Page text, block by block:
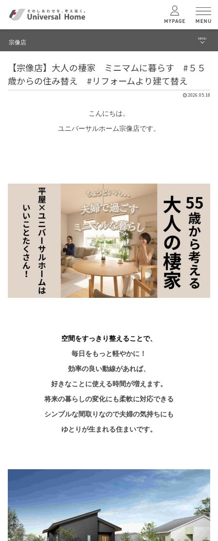
ユニバーサル ホームの特長
テクノロジー
モデルハウス 検索・見学予約
シミュレー
キャンペーン・コラボ情報
家づくりの知識
お問い合わせ
宗像店 MENU
ブログ
イベント
【宗像店】大人の棲家 ミニマムに暮らす #５５
歳からの住み替え #リフォームより建て替え
2026.05.18
こんにちは。
ユニバーサルホーム宗像店です。
空間をすっきり整えることで、
毎日をもっと軽やかに！
効率の良い動線があれば、
好きなことに使える時間が増えます。
将来の暮らしの変化にも柔軟に対応できる
シンプルな間取りなので夫婦の気持ちにも
ゆとりが生まれる住まいです。